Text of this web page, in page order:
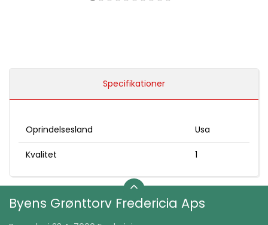
Specifikationer
Oprindelsesland Usa
Kvalitet 1
Byens Grønttorv Fredericia Aps